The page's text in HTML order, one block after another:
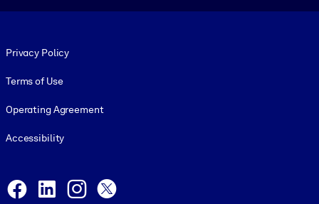
Privacy Policy
Terms of Use
Operating Agreement
Accessibility
Facebook
LinkedInInstagram